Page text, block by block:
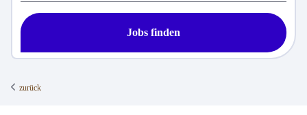
Jobs finden
zurück